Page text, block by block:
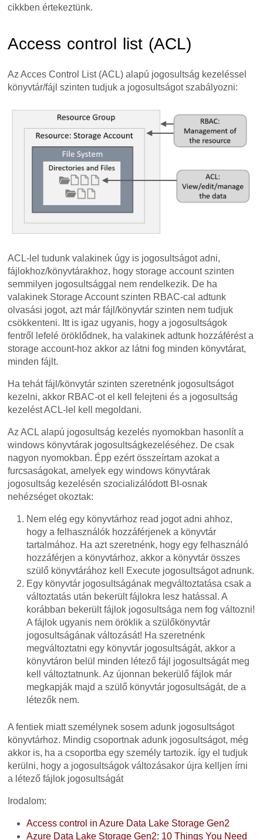
cikkben értekeztünk.
Access control list (ACL)
Az Acces Control List (ACL) alapú jogosultság kezeléssel
könyvtár/fájl szinten tudjuk a jogosultságot szabályozni:
ACL-lel tudunk valakinek úgy is jogosultságot adni,
fájlokhoz/könyvtárakhoz, hogy storage account szinten
semmilyen jogosultsággal nem rendelkezik. De ha
valakinek Storage Account szinten RBAC-cal adtunk
olvasási jogot, azt már fájl/könyvtár szinten nem tudjuk
csökkenteni. Itt is igaz ugyanis, hogy a jogosultságok
fentről lefelé öröklődnek, ha valakinek adtunk hozzáférést a
storage account-hoz akkor az látni fog minden könyvtárat,
minden fájlt.
Ha tehát fájl/könvytár szinten szeretnénk jogosultságot
kezelni, akkor RBAC-ot el kell felejteni és a jogosultság
kezelést ACL-lel kell megoldani.
Az ACL alapú jogosultság kezelés nyomokban hasonlít a
windows könyvtárak jogosultságkezeléséhez. De csak
nagyon nyomokban. Épp ezért összeírtam azokat a
furcsaságokat, amelyek egy windows könyvtárak
jogosultság kezelésén szocializálódott BI-osnak
nehézséget okoztak:
Nem elég egy könyvtárhoz read jogot adni ahhoz,
hogy a felhasználók hozzáférjenek a könyvtár
tartalmához. Ha azt szeretnénk, hogy egy felhasználó
hozzáférjen a könyvtárhoz, akkor a könyvtár összes
szülő könyvtárához kell Execute jogosultságot adnunk.
Egy könyvtár jogosultságának megváltoztatása csak a
változtatás után bekerült fájlokra lesz hatással. A
korábban bekerült fájlok jogosultsága nem fog változni!
A fájlok ugyanis nem öröklik a szülőkönyvtár
jogosultságának változását! Ha szeretnénk
megváltoztatni egy könyvtár jogosultságát, akkor a
könyvtáron belül minden létező fájl jogosultságát meg
kell változtatnunk. Az újonnan bekerülő fájlok már
megkapják majd a szülő könyvtár jogosultságát, de a
létezők nem.
A fentiek miatt személynek sosem adunk jogosultságot
könyvtárhoz. Mindig csoportnak adunk jogosultságot, még
akkor is, ha a csoportba egy személy tartozik. így el tudjuk
kerülni, hogy a jogosultságok változásakor újra kelljen írni
a létező fájlok jogosultságát
Irodalom:
Access control in Azure Data Lake Storage Gen2
Azure Data Lake Storage Gen2: 10 Things You Need